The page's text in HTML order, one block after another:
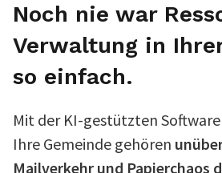
Noch nie war
Verwaltung in
so einfach.
Mit der KI-gestützten
Ihre Gemeinde gehören
Mailverkehr und Papierchaos